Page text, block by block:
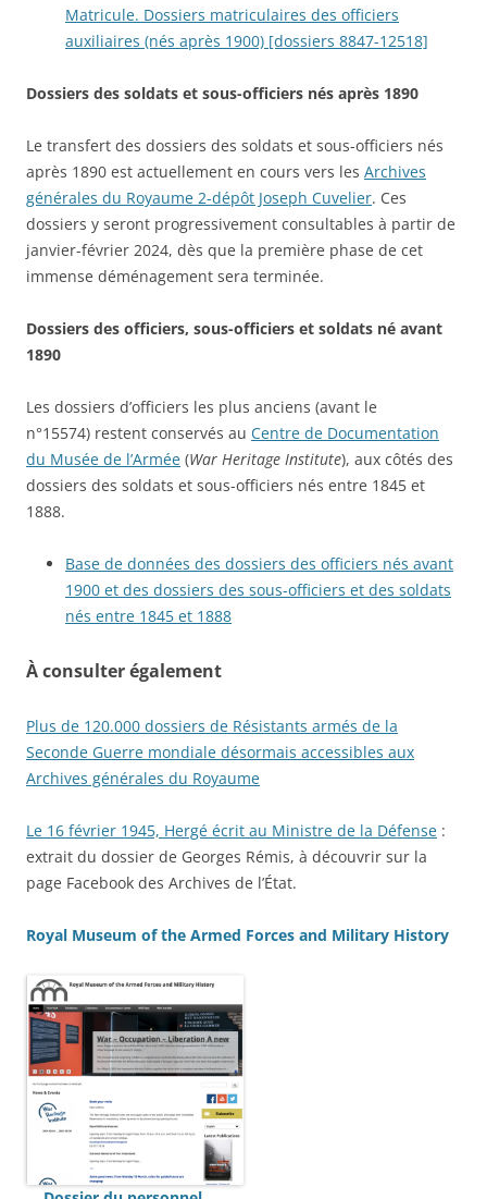
Matricule. Dossiers matriculaires des officiers
auxiliaires (nés après 1900) [dossiers 8847-12518]
Dossiers des soldats et sous-officiers nés après 1890
Le transfert des dossiers des soldats et sous-officiers nés
après 1890 est actuellement en cours vers les Archives
générales du Royaume 2-dépôt Joseph Cuvelier. Ces
dossiers y seront progressivement consultables à partir de
janvier-février 2024, dès que la première phase de cet
immense déménagement sera terminée.
Dossiers des officiers, sous-officiers et soldats né avant
1890
Les dossiers d’officiers les plus anciens (avant le
n°15574) restent conservés au Centre de Documentation
du Musée de l’Armée (War Heritage Institute), aux côtés des
dossiers des soldats et sous-officiers nés entre 1845 et
1888.
Base de données des dossiers des officiers nés avant
1900 et des dossiers des sous-officiers et des soldats
nés entre 1845 et 1888
À consulter également
Plus de 120.000 dossiers de Résistants armés de la
Seconde Guerre mondiale désormais accessibles aux
Archives générales du Royaume
Le 16 février 1945, Hergé écrit au Ministre de la Défense :
extrait du dossier de Georges Rémis, à découvrir sur la
page Facebook des Archives de l’État.
Royal Museum of the Armed Forces and Military History